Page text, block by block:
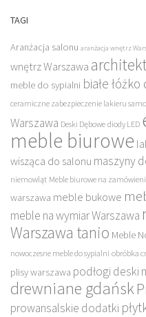
TAGI
Aranżacja salonu aranżacja wnętrz
wnętrz Warszawa
meble do sypialni białe
ceramiczne zabezpieczenie lakieru
Warszawa Deski Dębowe diody LED
meble biurowe
wisząca do salonu maszyny
niemowląt Meble biurowe na
warszawa meble bukowe
meble na wymiar Warszawa
Warszawa tanio Meble
nowoczesne meble do sypialni obróbka
plisy warszawa podłogi deski
drewniane gdańsk
prowansalskie dodatki